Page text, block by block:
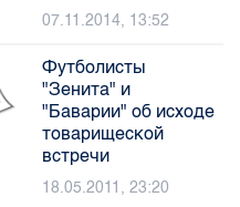
07.11.2014, 13:52
Футболисты
"Зенита" и
"Баварии" об исходе
товарищеской
встречи
18.05.2011, 23:20